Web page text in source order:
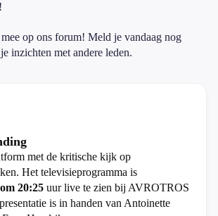
op ons forum! Meld je vandaag nog
inzichten met andere leden.
met de kritische kijk op
Het televisieprogramma is
20:25 uur live te zien bij AVROTROS
is in handen van Antoinette